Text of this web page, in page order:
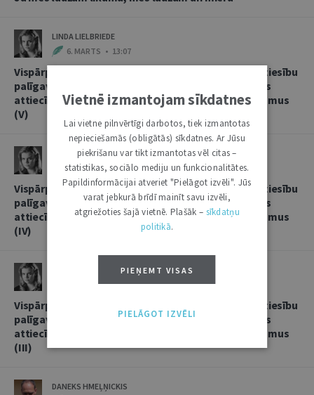
LINDA LIELBRIEDE
6. MARTS • 13:07
Vispārpieņemtās starptautiskās banku prakses kā tiesību
palīgavota vieta un loma kredītiestāžu savstarpējās
attiecībās, sniedzot korespondentbanku pakalpojumus
(V)
LINDA LIELBRIEDE
20. FEBRUĀRIS • 11:13
Vispārpieņemtās starptautiskās banku prakses kā tiesību
palīgavota vieta un loma kredītiestāžu savstarpējās
attiecībās, sniedzot korespondentbanku pakalpojumus
(IV)
4. FEBRUĀRIS • 17:53
Vispārpieņemtās starptautiskās banku prakses kā tiesību
palīgavota vieta un loma kredītiestāžu savstarpējās
attiecībās, sniedzot korespondentbanku pakalpojumus
(III)
DANEKS HMEĻŅICKIS
Vietnē izmantojam sīkdatnes
Lai vietne pilnvērtīgi darbotos, tiek izmantotas
nepieciešamās (obligātās) sīkdatnes. Ar Jūsu
piekrišanu var tikt izmantotas vēl citas –
statistikas, sociālo mediju un funkcionalitātes.
Papildinformācijai atveriet "Pielāgot izvēli". Jūs
varat jebkurā brīdī mainīt savu izvēli,
atgriežoties šajā vietnē. Plašāk – sīkdatņu
politikā.
PIEŅEMT VISAS
PIELĀGOT IZVĒLI